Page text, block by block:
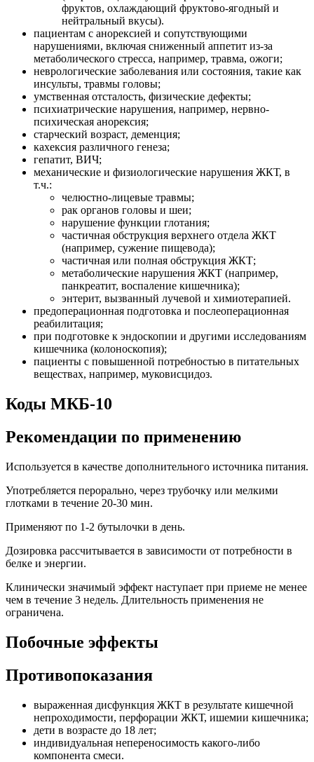
фруктов, охлаждающий фруктово-ягодный и
нейтральный вкусы).
пациентам с анорексией и сопутствующими
нарушениями, включая сниженный аппетит из-за
метаболического стресса, например, травма, ожоги;
неврологические заболевания или состояния, такие как
инсульты, травмы головы;
умственная отсталость, физические дефекты;
психиатрические нарушения, например, нервно-
психическая анорексия;
старческий возраст, деменция;
кахексия различного генеза;
гепатит, ВИЧ;
механические и физиологические нарушения ЖКТ, в
т.ч.:
челюстно-лицевые травмы;
рак органов головы и шеи;
нарушение функции глотания;
частичная обструкция верхнего отдела ЖКТ
(например, сужение пищевода);
частичная или полная обструкция ЖКТ;
метаболические нарушения ЖКТ (например,
панкреатит, воспаление кишечника);
энтерит, вызванный лучевой и химиотерапией.
предоперационная подготовка и послеоперационная
реабилитация;
при подготовке к эндоскопии и другими исследованиям
кишечника (колоноскопия);
пациенты с повышенной потребностью в питательных
веществах, например, муковисцидоз.
Коды МКБ-10
Рекомендации по применению
Используется в качестве дополнительного источника питания.
Употребляется перорально, через трубочку или мелкими
глотками в течение 20-30 мин.
Применяют по 1-2 бутылочки в день.
Дозировка рассчитывается в зависимости от потребности в
белке и энергии.
Клинически значимый эффект наступает при приеме не менее
чем в течение 3 недель. Длительность применения не
ограничена.
Побочные эффекты
Противопоказания
выраженная дисфункция ЖКТ в результате кишечной
непроходимости, перфорации ЖКТ, ишемии кишечника;
дети в возрасте до 18 лет;
индивидуальная непереносимость какого-либо
компонента смеси.